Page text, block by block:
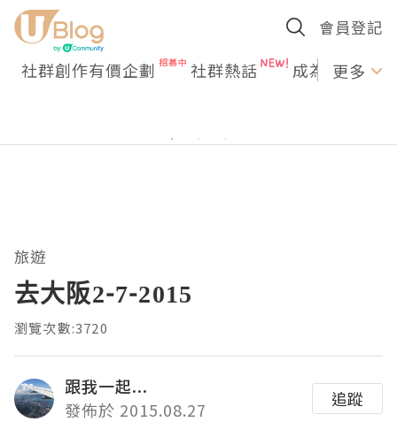
會員登記
社群創作有價企劃 社群熱話 成為U更多
旅遊
去大阪2-7-2015
瀏覽次數:3720
跟我一起...
發佈於 2015.08.27
追蹤